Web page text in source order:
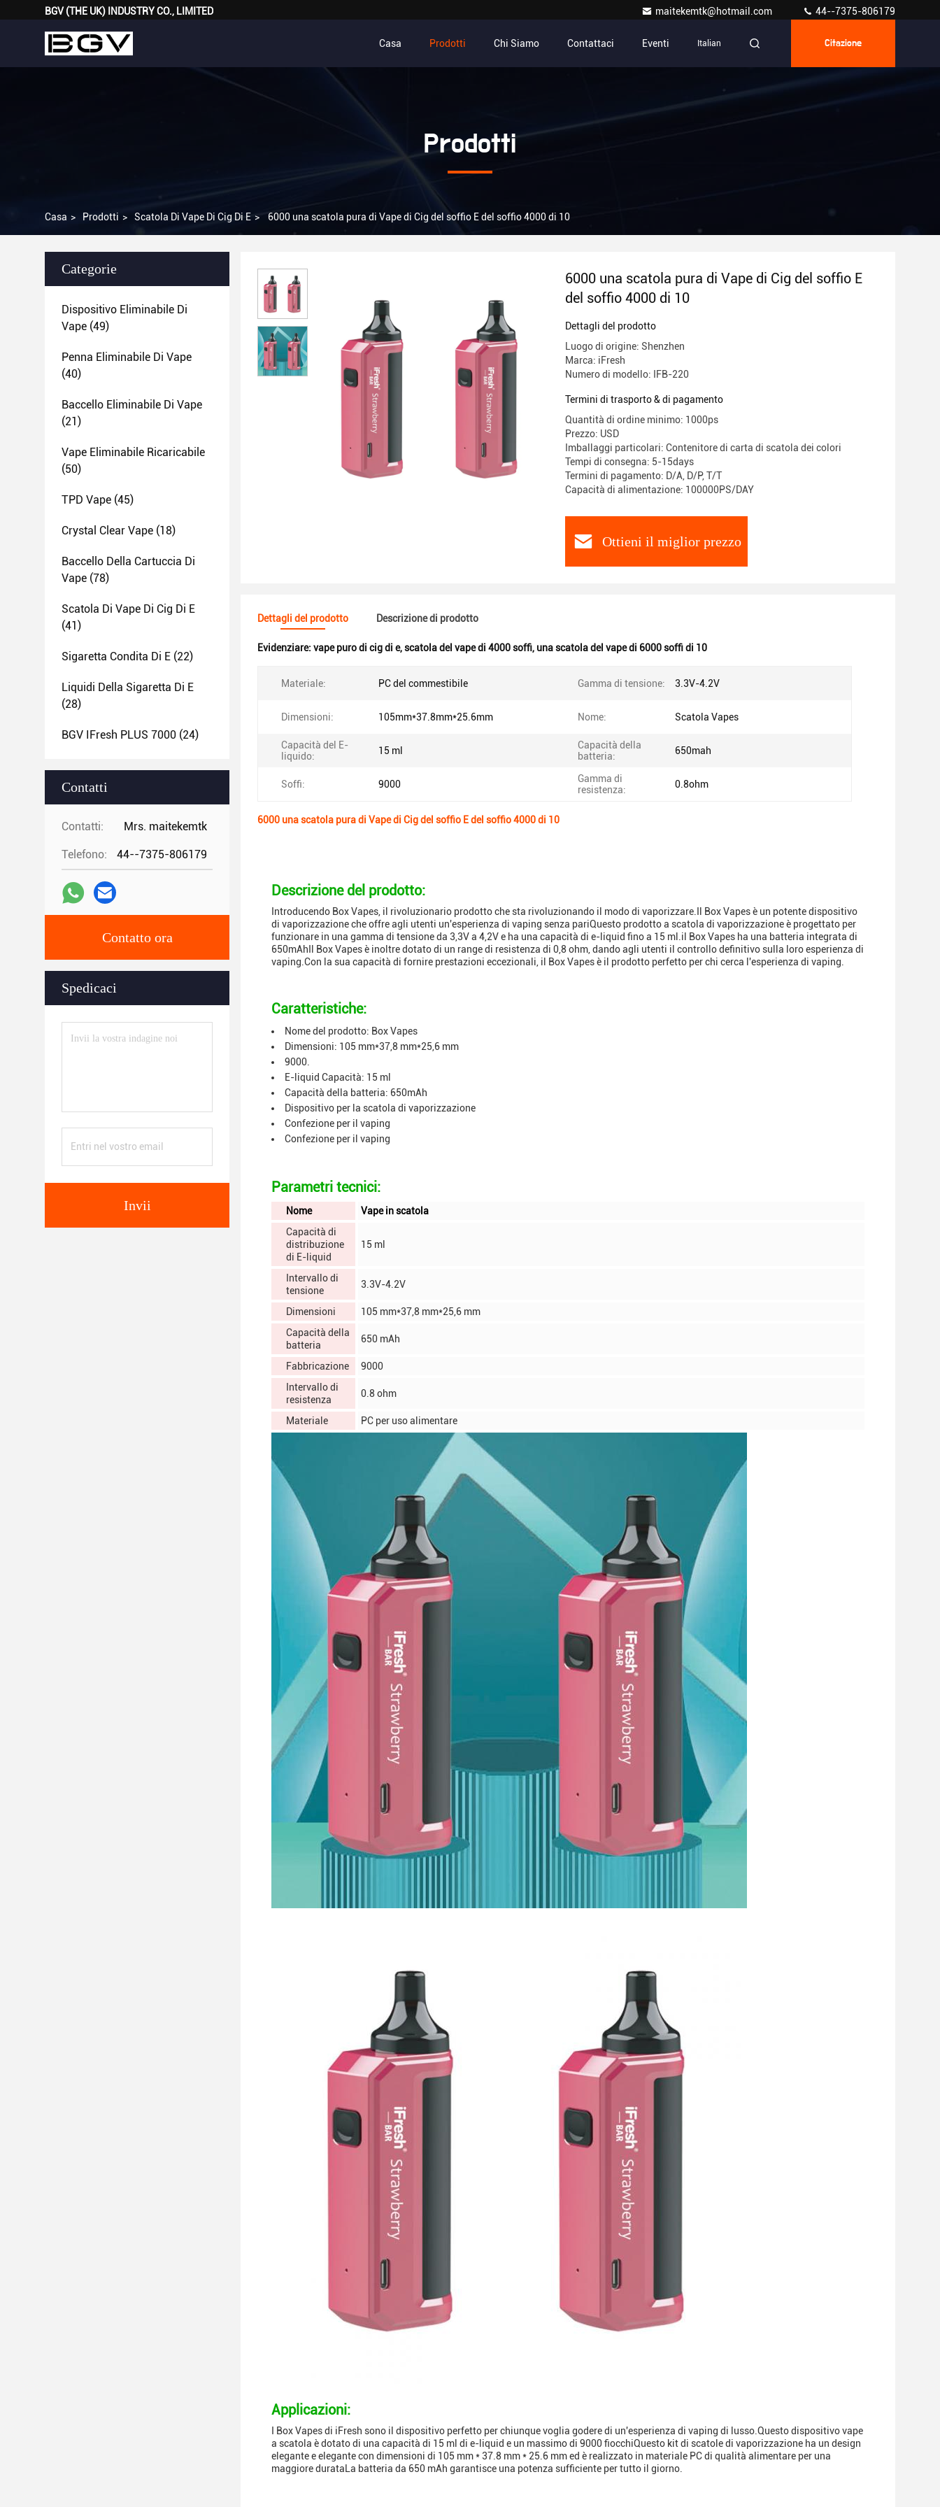
BGV (THE UK) INDUSTRY CO., LIMITED maitekemtk@hotmail.com 44--7375-806179
Casa Prodotti Chi Siamo Contattaci Eventi Italian Citazione
Prodotti
Casa > Prodotti > Scatola Di Vape Di Cig Di E > 6000 una scatola pura di Vape di Cig del soffio E del soffio 4000 di 10
Categorie
Dispositivo Eliminabile Di
Vape (49)
Penna Eliminabile Di Vape
(40)
Baccello Eliminabile Di Vape
(21)
Vape Eliminabile Ricaricabile
(50)
TPD Vape (45)
Crystal Clear Vape (18)
Baccello Della Cartuccia Di
Vape (78)
Scatola Di Vape Di Cig Di E
(41)
Sigaretta Condita Di E (22)
Liquidi Della Sigaretta Di E
(28)
BGV IFresh PLUS 7000 (24)
Contatti
Contatti: Mrs. maitekemtk
Telefono: 44--7375-806179
Contatto ora
Spedicaci
Invii
6000 una scatola pura di Vape di Cig del soffio E
del soffio 4000 di 10
Dettagli del prodotto
Luogo di origine: Shenzhen
Marca: iFresh
Numero di modello: IFB-220
Termini di trasporto & di pagamento
Quantità di ordine minimo: 1000ps
Prezzo: USD
Imballaggi particolari: Contenitore di carta di scatola dei colori
Tempi di consegna: 5-15days
Termini di pagamento: D/A, D/P, T/T
Capacità di alimentazione: 100000PS/DAY
Ottieni il miglior prezzo
Dettagli del prodotto Descrizione di prodotto
Evidenziare: vape puro di cig di e,scatola del vape di 4000 soffi, una scatola del vape di 6000 soffi di 10
Materiale: PC del commestibile Gamma di tensione: 3.3V-4.2V
Dimensioni: 105mm*37.8mm*25.6mm Nome: Scatola Vapes
Capacità del E-
liquido:
15 ml
Capacità della
batteria:
650mah
Soffi: 9000
Gamma di
resistenza:
0.8ohm
6000 una scatola pura di Vape di Cig del soffio E del soffio 4000 di 10
Descrizione del prodotto:
Introducendo Box Vapes, il rivoluzionario prodotto che sta rivoluzionando il modo di vaporizzare.Il Box Vapes è un potente dispositivo
di vaporizzazione che offre agli utenti un'esperienza di vaping senza pariQuesto prodotto a scatola di vaporizzazione è progettato per
funzionare in una gamma di tensione da 3,3V a 4,2V e ha una capacità di e-liquid fino a 15 ml.il Box Vapes ha una batteria integrata di
650mAhIl Box Vapes è inoltre dotato di un range di resistenza di 0,8 ohm, dando agli utenti il controllo definitivo sulla loro esperienza di
vaping.Con la sua capacità di fornire prestazioni eccezionali, il Box Vapes è il prodotto perfetto per chi cerca l'esperienza di vaping.
Caratteristiche:
Nome del prodotto: Box Vapes
Dimensioni: 105 mm*37,8 mm*25,6 mm
9000.
E-liquid Capacità: 15 ml
Capacità della batteria: 650mAh
Dispositivo per la scatola di vaporizzazione
Confezione per il vaping
Confezione per il vaping
Parametri tecnici:
Nome
Vape in scatola
Capacità di
distribuzione
di E-liquid
15 ml
Intervallo di
tensione
3.3V-4.2V
Dimensioni
105 mm*37,8 mm*25,6 mm
Capacità della
batteria
650 mAh
Fabbricazione
9000
Intervallo di
resistenza
0.8 ohm
Materiale PC per uso alimentare
Applicazioni:
I Box Vapes di iFresh sono il dispositivo perfetto per chiunque voglia godere di un'esperienza di vaping di lusso.Questo dispositivo vape
a scatola è dotato di una capacità di 15 ml di e-liquid e un massimo di 9000 fiocchiQuesto kit di scatole di vaporizzazione ha un design
elegante e elegante con dimensioni di 105 mm * 37.8 mm * 25.6 mm ed è realizzato in materiale PC di qualità alimentare per una
maggiore durataLa batteria da 650 mAh garantisce una potenza sufficiente per tutto il giorno.